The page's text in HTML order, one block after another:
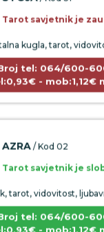
Tarot savjetnik je
kugla, tarot,
tel: 064/600-
- mob:1,12€
AZRA / Kod 02
Tarot savjetnik je
tarot, vidovitost,
tel: 064/600-
- mob:1,12€